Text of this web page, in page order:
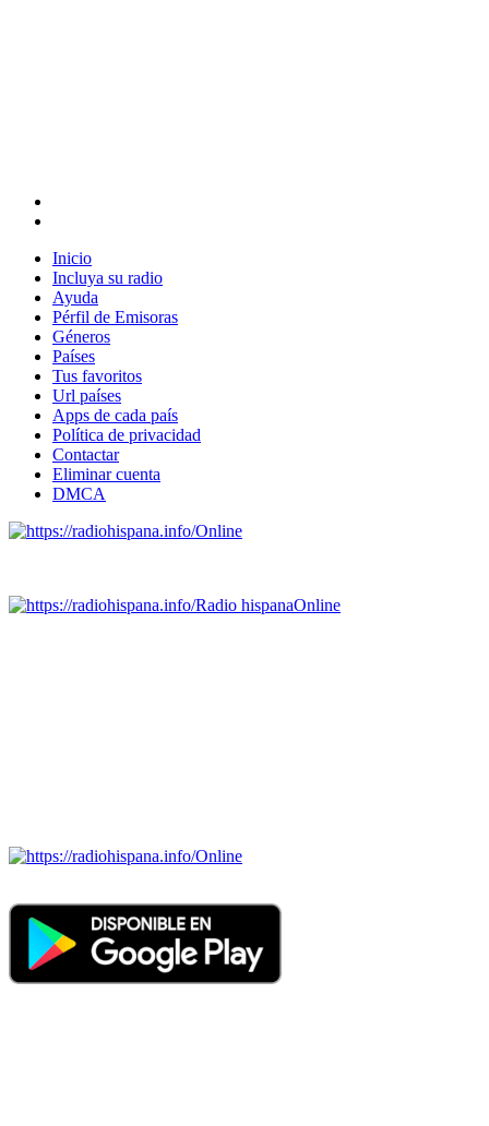
Inicio
Incluya su radio
Ayuda
Pérfil de Emisoras
Géneros
Países
Tus favoritos
Url países
Apps de cada país
Política de privacidad
Contactar
Eliminar cuenta
DMCA
Online
Radio hispanaOnline
Online